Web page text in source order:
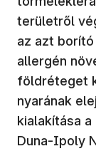
területről
az azt
allergén
földréteget
nyarának
kialakítása
Duna-Ipoly